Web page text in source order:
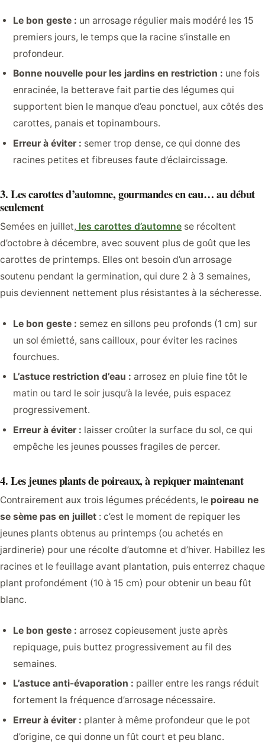
Le bon geste : un arrosage régulier mais modéré les 15
premiers jours, le temps que la racine s’installe en
profondeur.
Bonne nouvelle pour les jardins en restriction : une fois
enracinée, la betterave fait partie des légumes qui
supportent bien le manque d’eau ponctuel, aux côtés des
carottes, panais et topinambours.
Erreur à éviter : semer trop dense, ce qui donne des
racines petites et fibreuses faute d’éclaircissage.
3. Les carottes d’automne, gourmandes en eau… au début
seulement
Semées en juillet, les carottes d’automne se récoltent
d’octobre à décembre, avec souvent plus de goût que les
carottes de printemps. Elles ont besoin d’un arrosage
soutenu pendant la germination, qui dure 2 à 3 semaines,
puis deviennent nettement plus résistantes à la sécheresse.
Le bon geste : semez en sillons peu profonds (1 cm) sur
un sol émietté, sans cailloux, pour éviter les racines
fourchues.
L’astuce restriction d’eau : arrosez en pluie fine tôt le
matin ou tard le soir jusqu’à la levée, puis espacez
progressivement.
Erreur à éviter : laisser croûter la surface du sol, ce qui
empêche les jeunes pousses fragiles de percer.
4. Les jeunes plants de poireaux, à repiquer maintenant
Contrairement aux trois légumes précédents, le poireau ne
se sème pas en juillet : c’est le moment de repiquer les
jeunes plants obtenus au printemps (ou achetés en
jardinerie) pour une récolte d’automne et d’hiver. Habillez les
racines et le feuillage avant plantation, puis enterrez chaque
plant profondément (10 à 15 cm) pour obtenir un beau fût
blanc.
Le bon geste : arrosez copieusement juste après
repiquage, puis buttez progressivement au fil des
semaines.
L’astuce anti-évaporation : pailler entre les rangs réduit
fortement la fréquence d’arrosage nécessaire.
Erreur à éviter : planter à même profondeur que le pot
d’origine, ce qui donne un fût court et peu blanc.